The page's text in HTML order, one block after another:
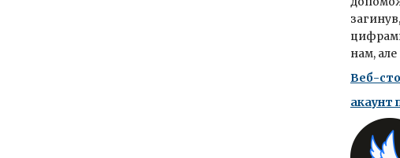
нам, але
Веб-
акаунт